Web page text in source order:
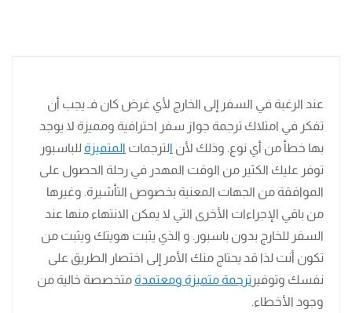
عند الرغبة في السفر إلى الخارج لأي غرض كان فـ يجب أن
تفكر في امتلاك ترجمة جواز سفر احترافية ومميزة لا يوجد
بها خطأ من أي نوع. وذلك لأن الترجمات المتميزة للباسبور
توفر عليك الكثير من الوقت المهدر في رحلة الحصول على
الموافقة من الجهات المعنية بخصوص التأشيرة. وغيرها
من باقي الإجراءات الأخرى التي لا يمكن الانتهاء منها عند
السفر للخارج بدون باسبور. و الذي يثبت هويتك ويثبت من
تكون أنت لذا قد يحتاج منك الأمر إلى اختصار الطريق على
نفسك وتوفير ترجمة متميزة ومعتمدة متخصصة خالية من
وجود الأخطاء.